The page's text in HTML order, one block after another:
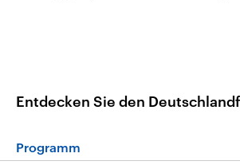
Entdecken Sie den
Programm